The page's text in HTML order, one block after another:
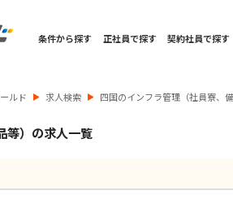
条件から探す 正社員で探す 契約社員で探す
ルド 求人検索 四国のインフラ管理（社員寮、
等）の求人一覧